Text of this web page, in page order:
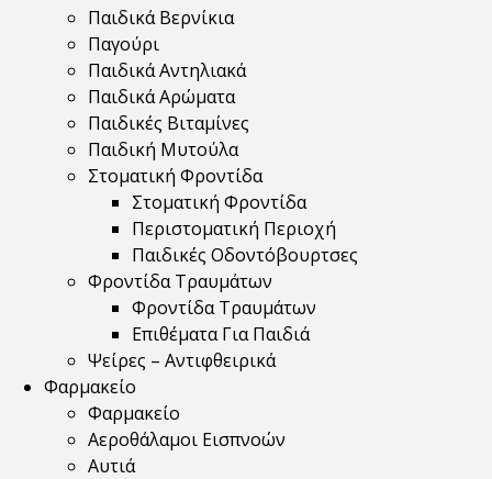
Παιδικά Βερνίκια
Παγούρι
Παιδικά Αντηλιακά
Παιδικά Αρώματα
Παιδικές Βιταμίνες
Παιδική Μυτούλα
Στοματική Φροντίδα
Στοματική Φροντίδα
Περιστοματική Περιοχή
Παιδικές Οδοντόβουρτσες
Φροντίδα Τραυμάτων
Φροντίδα Τραυμάτων
Επιθέματα Για Παιδιά
Ψείρες – Αντιφθειρικά
Φαρμακείο
Φαρμακείο
Αεροθάλαμοι Εισπνοών
Αυτιά